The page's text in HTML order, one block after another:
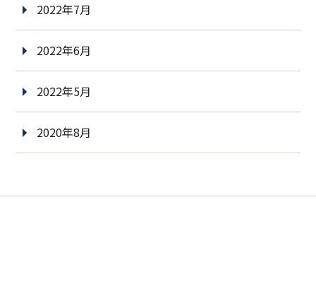
2022年7月
2022年6月
2022年5月
2020年8月